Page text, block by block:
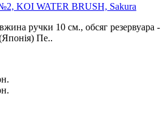
KOI WATER BRUSH, Sakura
ручки 10 см., обсяг резервуара -
Пе..